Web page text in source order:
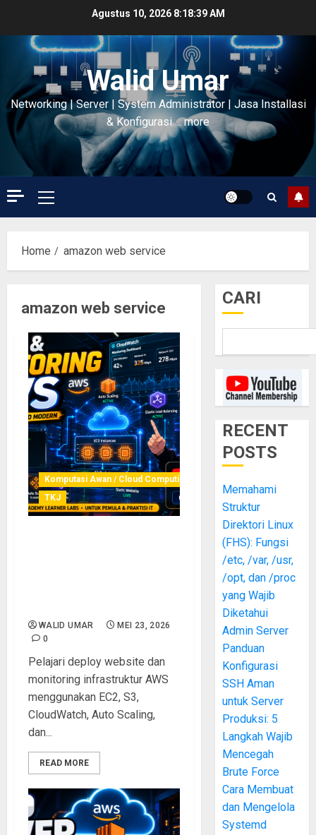
content
Agustus 10, 2026 8:18:40 AM
Walid Umar
Networking | Server | System Administrator | Jasa Installasi
& Konfigurasi…. more
Primary
Menu
Home amazon web service
amazon web service
Komputasi Awan / Cloud Computing
TKJ
WALID UMAR
MEI 23, 2026
0
Pelajari deploy website dan
monitoring infrastruktur AWS
menggunakan EC2, S3,
CloudWatch, Auto Scaling,
dan...
READ MORE
CARI
RECENT
POSTS
Memahami
Struktur
Direktori Linux
(FHS): Fungsi
/etc, /var, /usr,
/opt, dan /proc
yang Wajib
Diketahui
Admin Server
Panduan
Konfigurasi
SSH Aman
untuk Server
Produksi: 5
Langkah Wajib
Mencegah
Brute Force
Cara Membuat
dan Mengelola
Systemd